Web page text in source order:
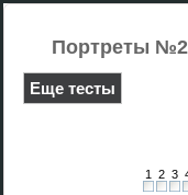
Портреты №2
Еще тесты
1
2 3